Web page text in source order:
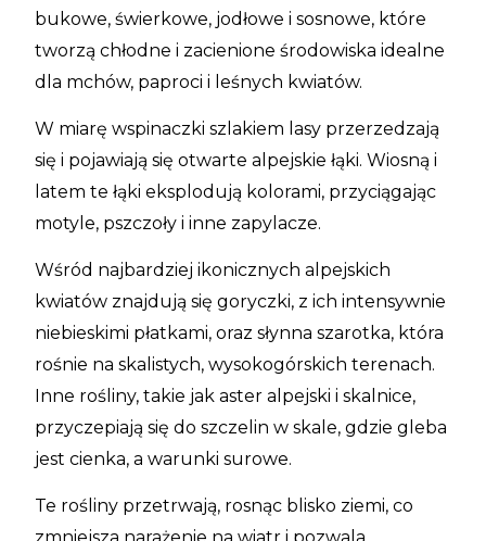
bukowe, świerkowe, jodłowe i sosnowe, które
tworzą chłodne i zacienione środowiska idealne
dla mchów, paproci i leśnych kwiatów.
W miarę wspinaczki szlakiem lasy przerzedzają
się i pojawiają się otwarte alpejskie łąki. Wiosną i
latem te łąki eksplodują kolorami, przyciągając
motyle, pszczoły i inne zapylacze.
Wśród najbardziej ikonicznych alpejskich
kwiatów znajdują się goryczki, z ich intensywnie
niebieskimi płatkami, oraz słynna szarotka, która
rośnie na skalistych, wysokogórskich terenach.
Inne rośliny, takie jak aster alpejski i skalnice,
przyczepiają się do szczelin w skale, gdzie gleba
jest cienka, a warunki surowe.
Te rośliny przetrwają, rosnąc blisko ziemi, co